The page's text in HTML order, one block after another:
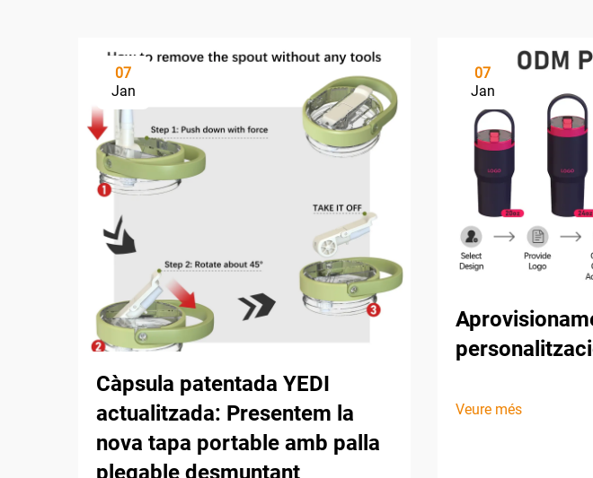
07
Jan
Càpsula patentada YEDI
actualitzada: Presentem la
nova tapa portable amb palla
plegable desmuntant
07
Jan
Veure més